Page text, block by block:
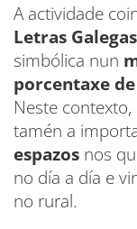
A actividade
Letras Galegas
simbólica nun
porcentaxe
Neste
tamén a
espazos nos
no día a día e
no rural.